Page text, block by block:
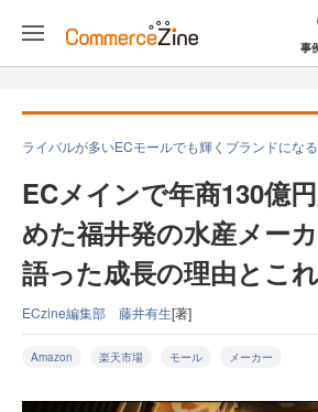
事
ライバルが多いECモールでも輝くブランドにな
ECメインで年商130億
めた福井発の水産メー
語った成長の理由とこ
ECzine編集部 藤井有生[著]
Amazon 楽天市場 モール メーカー